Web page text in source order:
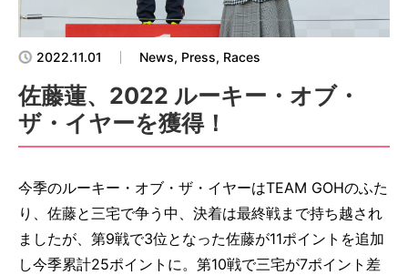
2022.11.01 News, Press, Races
佐藤蓮、2022 ルーキー・オブ・
ザ・イヤーを獲得！
今季のルーキー・オブ・ザ・イヤーはTEAM GOHのふた
り、佐藤と三宅で争う中、決着は最終戦まで持ち越され
ましたが、第9戦で3位となった佐藤が11ポイントを追加
し今季累計25ポイントに。第10戦で三宅が7ポイント差